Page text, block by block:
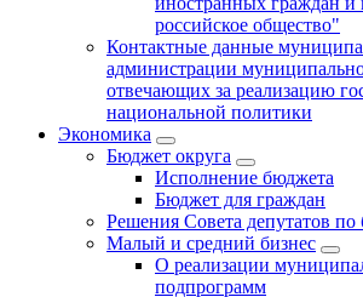
российское общество"
Контактные данные
администрации
отвечающих за реализацию
национальной политики
Экономика
Бюджет округa
Исполнение бюджета
Бюджет для граждан
Решения Совета депутатов
Малый и средний бизнес
О реализации
подпрограмм